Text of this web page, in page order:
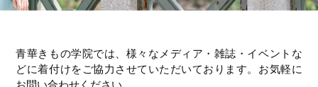
青華きもの学院では、様々なメディア・雑誌・イベントな
どに着付けをご協力させていただいております。お気軽に
お問い合わせください。